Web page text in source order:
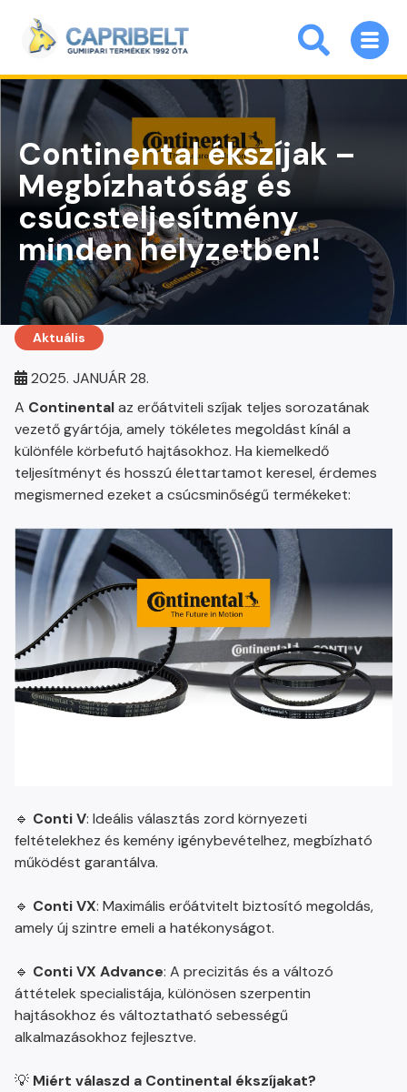
Continental ékszíjak –
Megbízhatóság és
csúcsteljesítmény
minden helyzetben!
Aktuális
2025. JANUÁR 28.
A Continentalaz erőátviteli szíjak teljes sorozatának
vezető gyártója, amely tökéletes megoldást kínál a
különféle körbefutó hajtásokhoz. Ha kiemelkedő
teljesítményt és hosszú élettartamot keresel, érdemes
megismerned ezeket a csúcsminőségű termékeket:
🔹 Conti V: Ideális választás zord környezeti
feltételekhez és kemény igénybevételhez, megbízható
működést garantálva.
🔹 Conti VX: Maximális erőátvitelt biztosító megoldás,
amely új szintre emeli a hatékonyságot.
🔹 Conti VX Advance: A precizitás és a változó
áttételek specialistája, különösen szerpentin
hajtásokhoz és változtatható sebességű
alkalmazásokhoz fejlesztve.
💡 Miért válaszd a Continental ékszíjakat?